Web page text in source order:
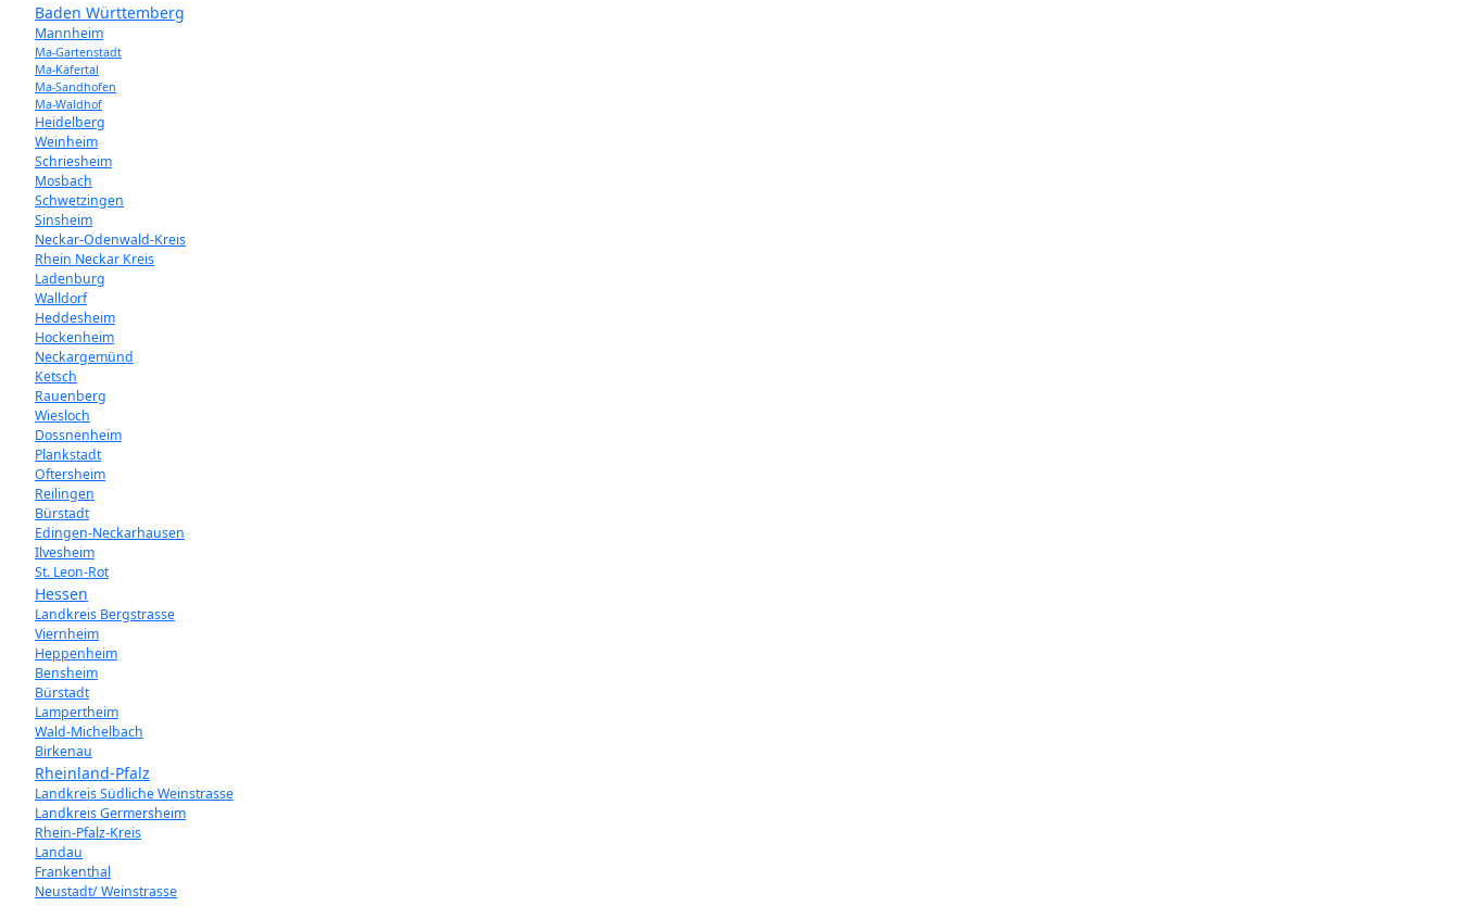
Baden Württemberg
Mannheim
Ma-Gartenstadt
Ma-Käfertal
Ma-Sandhofen
Ma-Waldhof
Heidelberg
Weinheim
Schriesheim
Mosbach
Schwetzingen
Sinsheim
Neckar-Odenwald-Kreis
Rhein Neckar Kreis
Ladenburg
Walldorf
Heddesheim
Hockenheim
Neckargemünd
Ketsch
Rauenberg
Wiesloch
Dossnenheim
Plankstadt
Oftersheim
Reilingen
Bürstadt
Edingen-Neckarhausen
Ilvesheim
St. Leon-Rot
Hessen
Landkreis Bergstrasse
Viernheim
Heppenheim
Bensheim
Bürstadt
Lampertheim
Wald-Michelbach
Birkenau
Rheinland-Pfalz
Landkreis Südliche Weinstrasse
Landkreis Germersheim
Rhein-Pfalz-Kreis
Landau
Frankenthal
Neustadt/ Weinstrasse